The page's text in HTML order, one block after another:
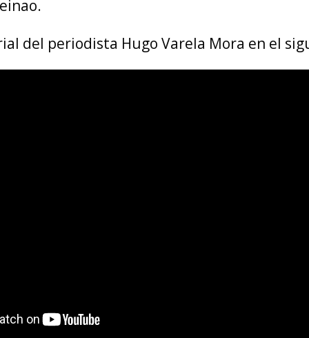
del periodista Hugo Varela Mora en el